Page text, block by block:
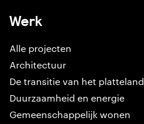
Werk
Alle projecten
Architectuur
De transitie van het platteland
Duurzaamheid en energie
Gemeenschappelijk wonen